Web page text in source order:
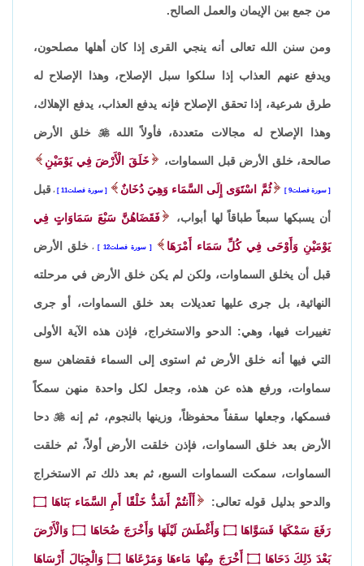
من جمع بين الإيمان والعمل الصالح.
ومن سنن الله تعالى أنه ينجي القرى إذا كان أهلها مصلحون،
ويدفع عنهم العذاب إذا سلكوا سبل الإصلاح، وهذا الإصلاح له
طرق شرعية، إذا تحقق الإصلاح فإنه يدفع العذاب، يدفع الإهلاك،
وهذا الإصلاح له مجالات متعددة، فأولاً الله خلق الأرض
صالحة، خلق الأرض قبل السماوات، خَلَقَ الْأَرْضَ فِي يَوْمَيْنِ
سورة فصلت9 ثُمَّ اسْتَوَى إِلَى السَّمَاء وَهِيَ دُخَانٌ سورة فصلت11 ، قبل
أن يسبكها سبعاً طباقاً لها أبواب، فَقَضَاهُنَّ سَبْعَ سَمَاوَاتٍ فِي
يَوْمَيْنِ وَأَوْحَى فِي كُلِّ سَمَاء أَمْرَهَا سورة فصلت12 ، خلق الأرض
قبل أن يخلق السماوات، ولكن لم يكن خلق الأرض في مرحلته
النهائية، بل جرى عليها تعديلات بعد خلق السماوات، أو جرى
تغييرات فيها، وهي: الدحو والاستخراج، فإذن هذه الآية الأولى
التي فيها أنه خلق الأرض ثم استوى إلى السماء فقضاهن سبع
سماوات، ورفع هذه عن هذه، وجعل لكل واحدة منهن سمكاً
فسمكها، وجعلها سقفاً محفوظاً، وزينها بالنجوم، ثم إنهدحا
الأرض بعد خلق السماوات، فإذن خلقت الأرض أولاً، ثم خلقت
السماوات، سمكت السماوات السبع، ثم بعد ذلك تم الاستخراج
والدحو بدليل قوله تعالى: أَأَنتُمْ أَشَدُّ خَلْقًا أَمِ السَّمَاء بَنَاهَا ۝
رَفَعَ سَمْكَهَا فَسَوَّاهَا ۝ وَأَغْطَشَ لَيْلَهَا وَأَخْرَجَ ضُحَاهَا ۝ وَالْأَرْضَ
بَعْدَ ذَلِكَ دَحَاهَا ۝ أَخْرَجَ مِنْهَا مَاءهَا وَمَرْعَاهَا ۝ وَالْجِبَالَ أَرْسَاهَا